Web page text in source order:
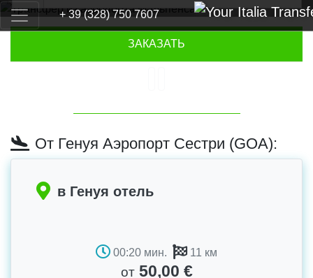
+ 39 (328) 750 7607
Previous Next
ЗАКАЗАТЬ
От Генуя Аэропорт Сестри (GOA):
в Генуя отель
00:20 мин. 11 км
от 50,00 €